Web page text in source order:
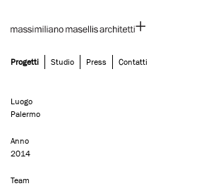
content
Progetti Studio Press
Contatti
Luogo
Palermo
Anno
2014
Team